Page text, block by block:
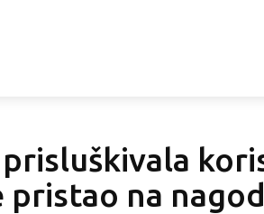
prisluškivala
pristao na